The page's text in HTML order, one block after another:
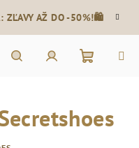
ZĽAVY AŽ DO -50%!🛍️
košík